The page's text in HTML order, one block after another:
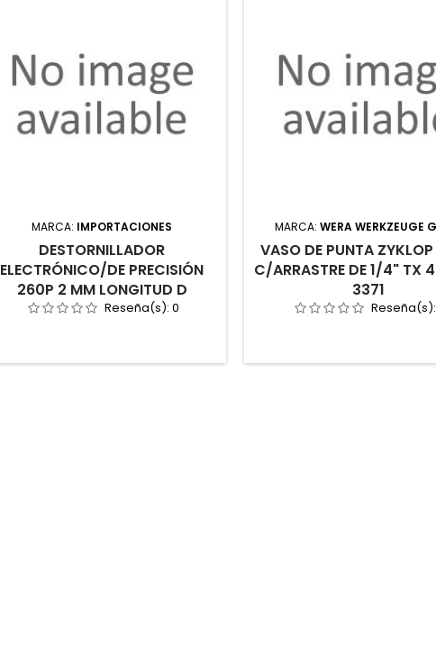
MARCA: IMPORTACIONES
DESTORNILLADOR
ELECTRÓNICO/DE PRECISIÓN
260P 2 MM LONGITUD D
Reseña(s): 0
MARCA: WERA WERKZEUGE
VASO DE PUNTA
C/ARRASTRE DE 1/4" TX
3371